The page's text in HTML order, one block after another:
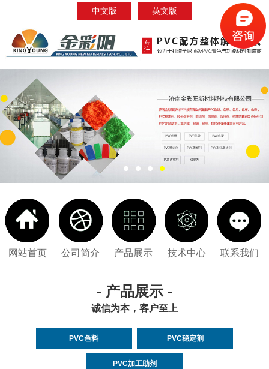
中文版 英文版
网站首页 公司简介 产品展示 技术中心 联系我们
- 产品展示 -
诚信为本，客户至上
PVC色料 PVC稳定剂
PVC加工助剂